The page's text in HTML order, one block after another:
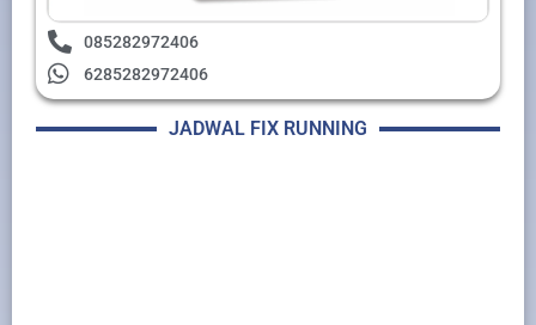
085282972406
6285282972406
JADWAL FIX RUNNING